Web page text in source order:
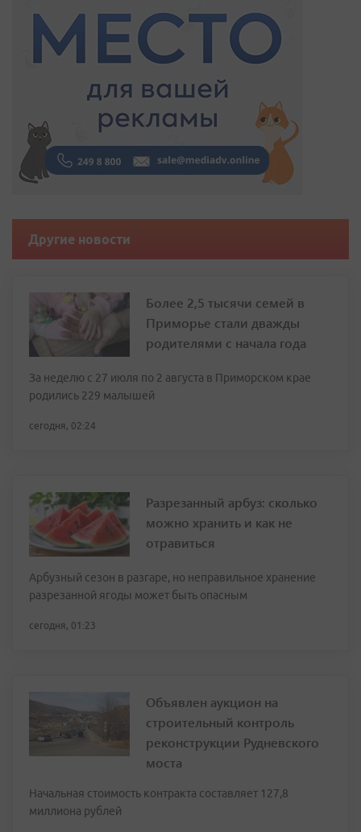
Другие новости
Более 2,5 тысячи семей в
Приморье стали дважды
родителями с начала года
За неделю с 27 июля по 2 августа в Приморском крае
родились 229 малышей
сегодня, 02:24
Разрезанный арбуз: сколько
можно хранить и как не
отравиться
Арбузный сезон в разгаре, но неправильное хранение
разрезанной ягоды может быть опасным
сегодня, 01:23
Объявлен аукцион на
строительный контроль
реконструкции Рудневского
моста
Начальная стоимость контракта составляет 127,8
миллиона рублей